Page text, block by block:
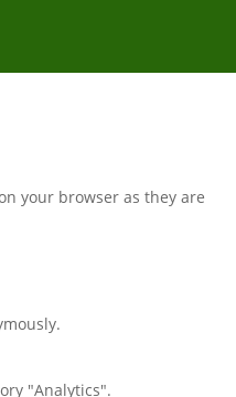
your browser as they are
"Analytics".